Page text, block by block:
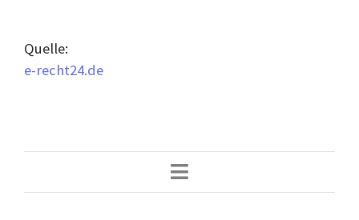
Quelle:
e-recht24.de